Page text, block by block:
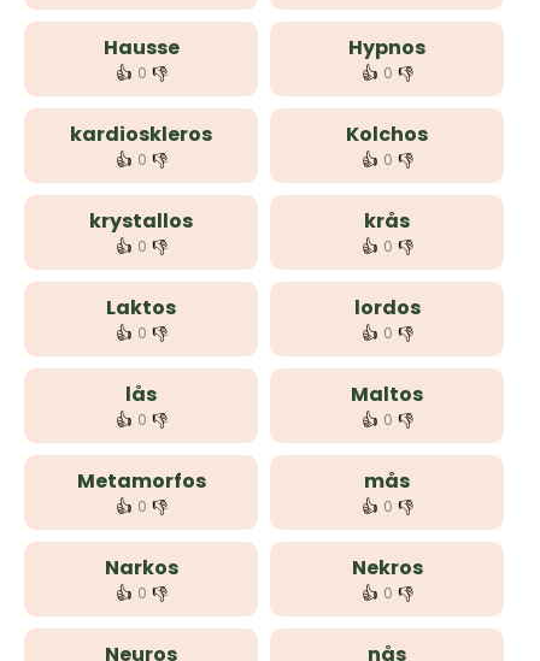
Hausse
👍 0 👎
Hypnos
👍 0 👎
kardioskleros
👍 0 👎
Kolchos
👍 0 👎
krystallos
👍 0 👎
krås
👍 0 👎
Laktos
👍 0 👎
lordos
👍 0 👎
lås
👍 0 👎
Maltos
👍 0 👎
Metamorfos
👍 0 👎
mås
👍 0 👎
Narkos
👍 0 👎
Nekros
👍 0 👎
Neuros nås